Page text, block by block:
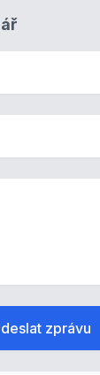
zprávu